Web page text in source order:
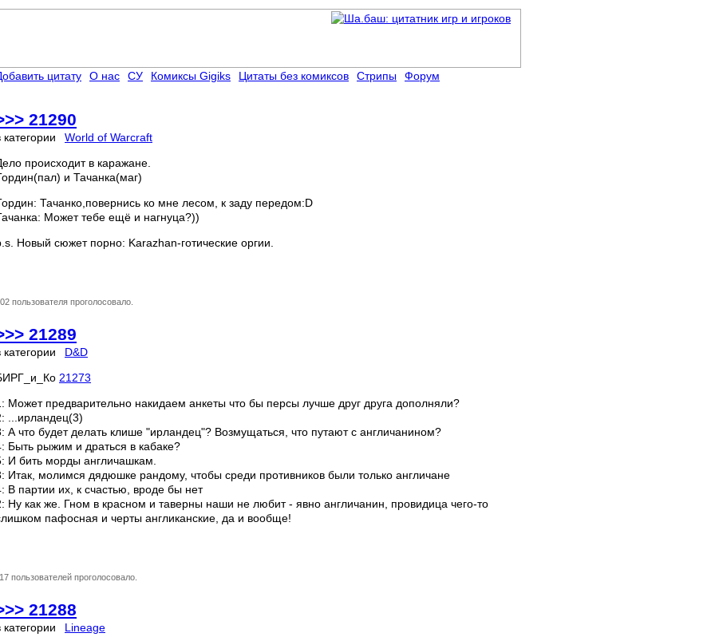
21290
категории
World of Warcraft
происходит в каражане.
и Тачанка(маг)
Тачанко,повернись ко мне лесом, к заду передом:D
Может тебе ещё и нагнуца?))
Новый сюжет порно: Karazhan-готические оргии.
пользователя проголосовало.
21289
категории
D&D
21273
Может предварительно накидаем анкеты что бы персы лучше друг друга дополняли?
...ирландец(3)
А что будет делать клише "ирландец"? Возмущаться, что путают с англичанином?
Быть рыжим и драться в кабаке?
И бить морды англичашкам.
Итак, молимся дядюшке рандому, чтобы среди противников были только англичане
В партии их, к счастью, вроде бы нет
Ну как же. Гном в красном и таверны наши не любит - явно англичанин, провидица чего-то
пафосная и черты англиканские, да и вообще!
пользователей проголосовало.
21288
категории
Lineage
цитату О нас СУ Комиксы Gigiks Цитаты без комиксов Стрипы Форум